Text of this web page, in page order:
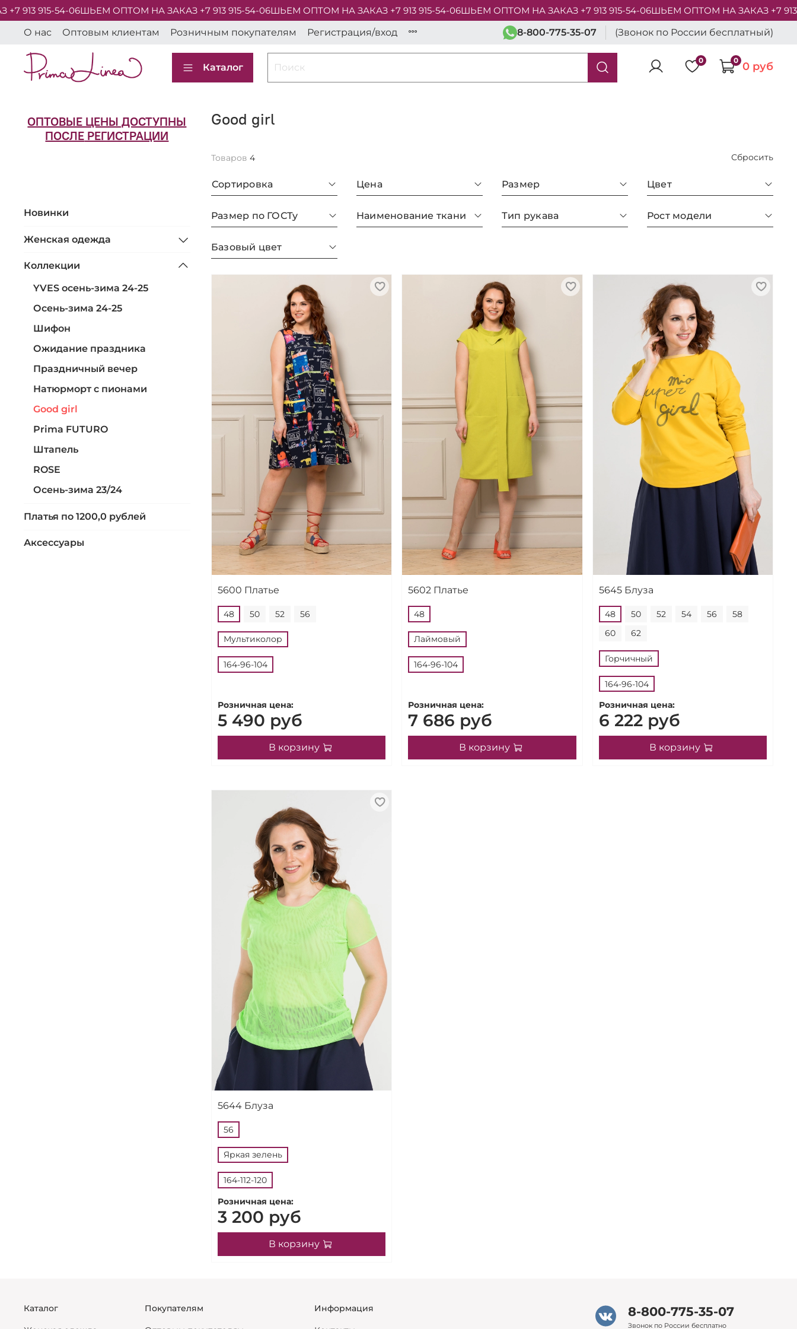
915-54-06ШЬЕМ ОПТОМ НА ЗАКАЗ +7 913 915-54-06ШЬЕМ ОПТОМ НА ЗАКАЗ +7 913 915-54-06ШЬЕМ ОПТОМ НА ЗАКАЗ +7 913 915-54-06ШЬЕМ ОПТОМ НА ЗАКАЗ +7 913
О нас
Оптовым клиентам Розничным покупателям Регистрация/вход 8-800-775-35-07 (Звонок по России бесплатный)
Каталог
0 0 0 руб
Good girl
Товаров 4 Сбросить
Сортировка Цена Размер Цвет
Размер по ГОСТу Наименование ткани Тип рукава Рост модели
Базовый цвет
5600 Платье
48 50 52 56
Мультиколор
164-96-104
Розничная цена:
5 490 руб
В корзину
5602 Платье
48
Лаймовый
164-96-104
Розничная цена:
7 686 руб
В корзину
5645 Блуза
48 50 52 54 56
58
60
62
Горчичный
164-96-104
Розничная цена:
6 222 руб
В корзину
5644 Блуза
56
Яркая зелень
164-112-120
Розничная цена:
3 200 руб
В корзину
ОПТОВЫЕ ЦЕНЫ ДОСТУПНЫ
ПОСЛЕ РЕГИСТРАЦИИ
Новинки
Женская одежда
Коллекции
YVES осень-зима 24-25
Осень-зима 24-25
Шифон
Ожидание праздника
Праздничный вечер
Натюрморт с пионами
Good girl
Prima FUTURO
Штапель
ROSE
Осень-зима 23/24
Платья по 1200,0 рублей
Аксессуары
Каталог Покупателям Информация 8-800-775-35-07
Звонок по России бесплатно